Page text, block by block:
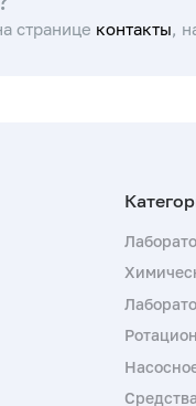
странице контакты,